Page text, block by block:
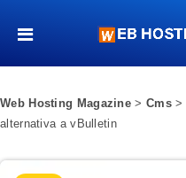
Web Hosting Magazine > Cms>
alternativa a vBulletin